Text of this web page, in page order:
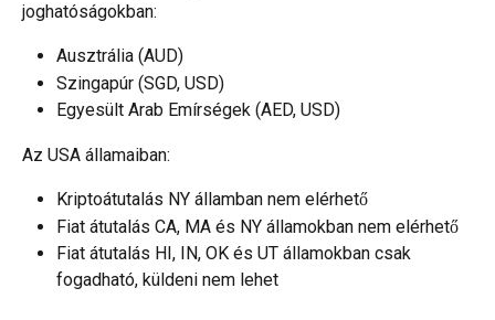
joghatóságokban:
Ausztrália (AUD)
Szingapúr (SGD, USD)
Egyesült Arab Emírségek (AED, USD)
Az USA államaiban:
Kriptoátutalás NY államban nem elérhető
Fiat átutalás CA, MA és NY államokban nem elérhető
Fiat átutalás HI, IN, OK és UT államokban csak
fogadható, küldeni nem lehet